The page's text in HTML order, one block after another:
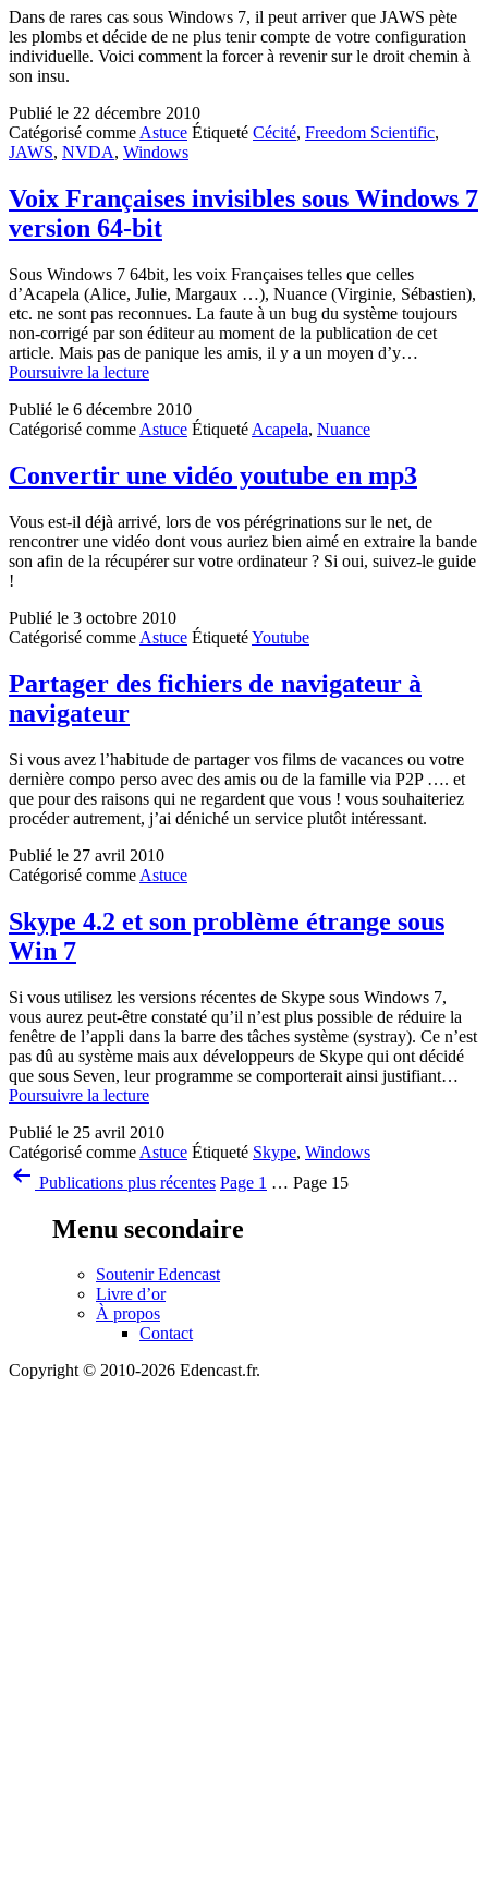
Dans de rares cas sous Windows 7, il peut arriver que JAWS pète
les plombs et décide de ne plus tenir compte de votre configuration
individuelle. Voici comment la forcer à revenir sur le droit chemin à
son insu.
Publié le 22 décembre 2010
Catégorisé commeAstuce Étiqueté Cécité, Freedom Scientific,
JAWS, NVDA, Windows
Voix Françaises invisibles sous Windows 7
version 64-bit
Sous Windows 7 64bit, les voix Françaises telles que celles
d’Acapela (Alice, Julie, Margaux …), Nuance (Virginie, Sébastien),
etc. ne sont pas reconnues. La faute à un bug du système toujours
non-corrigé par son éditeur au moment de la publication de cet
article. Mais pas de panique les amis, il y a un moyen d’y…
Poursuivre la lectureVoix
invisibles
sous
7
version
bit
Publié le 6 décembre 2010
Catégorisé comme Astuce Étiqueté Acapela, Nuance
Convertir une vidéo youtube en mp3
Vous est-il déjà arrivé, lors de vos pérégrinations sur le net, de
rencontrer une vidéo dont vous auriez bien aimé en extraire la bande
son afin de la récupérer sur votre ordinateur ? Si oui, suivez-le guide
!
Publié le 3 octobre 2010
Catégorisé comme Astuce ÉtiquetéYoutube
Partager des fichiers de navigateur à
navigateur
Si vous avez l’habitude de partager vos films de vacances ou votre
dernière compo perso avec des amis ou de la famille via P2P …. et
que pour des raisons qui ne regardent que vous ! vous souhaiteriez
procéder autrement, j’ai déniché un service plutôt intéressant.
Publié le 27 avril 2010
Catégorisé comme Astuce
Skype 4.2 et son problème étrange sous
Win 7
Si vous utilisez les versions récentes de Skype sous Windows 7,
vous aurez peut-être constaté qu’il n’est plus possible de réduire la
fenêtre de l’appli dans la barre des tâches système (systray). Ce n’est
pas dû au système mais aux développeurs de Skype qui ont décidé
que sous Seven, leur programme se comporterait ainsi justifiant…
Poursuivre la lectureSkype
et
son
problème
étrange
Win
Publié le 25 avril 2010
Catégorisé comme Astuce Étiqueté Skype, Windows
Pagination
publications
Publications plus récentes Page 1 … Page 15
Menu secondaire
Soutenir Edencast
Livre d’or
À propos
Contact
Copyright © 2010-2026 Edencast.fr.